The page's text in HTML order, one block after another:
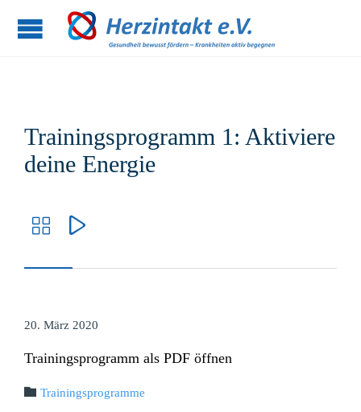
Trainingsprogramm 1: Aktiviere
deine Energie
 
20. März 2020
Trainingsprogramm als PDF öffnen
 Kategorie:
Trainingsprogramme